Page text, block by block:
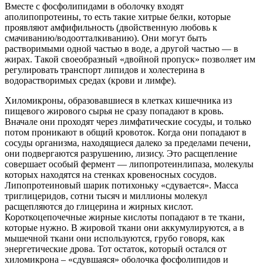
Вместе с фосфолипидами в оболочку входят
аполипопротеины, то есть такие хитрые белки, которые
проявляют амфифильность (двойственную любовь к
смачиванию/водоотталкиванию). Они могут быть
растворимыми одной частью в воде, а другой частью — в
жирах. Такой своеобразный «двойной пропуск» позволяет им
регулировать транспорт липидов и холестерина в
водорастворимых средах (крови и лимфе).
Хиломикроны, образовавшиеся в клетках кишечника из
пищевого жирового сырья не сразу попадают в кровь.
Вначале они проходят через лимфатические сосуды, и только
потом проникают в общий кровоток. Когда они попадают в
сосуды организма, находящиеся далеко за пределами печени,
они подвергаются разрушению, лизису. Это расщепление
совершает особый фермент — липопротеинлипаза, молекулы
которых находятся на стенках кровеносных сосудов.
Липопротеиновый шарик потихоньку «сдувается». Масса
триглицеридов, сотни тысяч и миллионы молекул
расщепляются до глицерина и жирных кислот.
Короткоцепочечные жирные кислоты попадают в те ткани,
которые нужно. В жировой ткани они аккумулируются, а в
мышечной ткани они используются, грубо говоря, как
энергетические дрова. Тот остаток, который остался от
хиломикрона – «сдувшаяся» оболочка фосфолипидов и